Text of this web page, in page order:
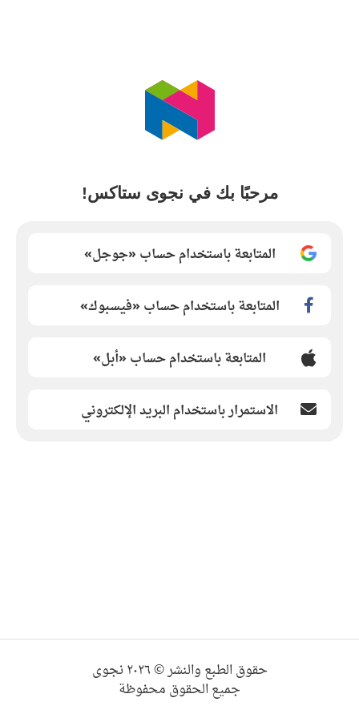
مرحبًا بك في نجوى ستاكس!
المتابعة باستخدام حساب «جوجل»
المتابعة باستخدام حساب «فيسبوك»
المتابعة باستخدام حساب «أبل»
الاستمرار باستخدام البريد الإلكتروني
حقوق الطبع والنشر © ٢٠٢٦ نجوى
جميع الحقوق محفوظة